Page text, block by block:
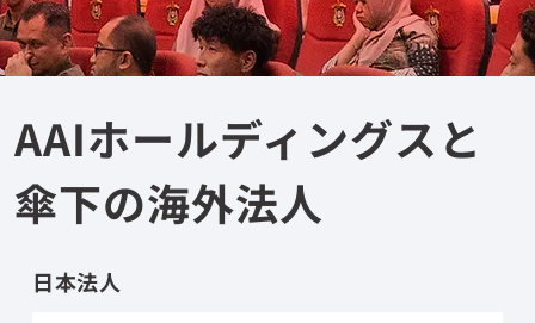
AAIホールディングスと
傘下の海外法人
日本法人